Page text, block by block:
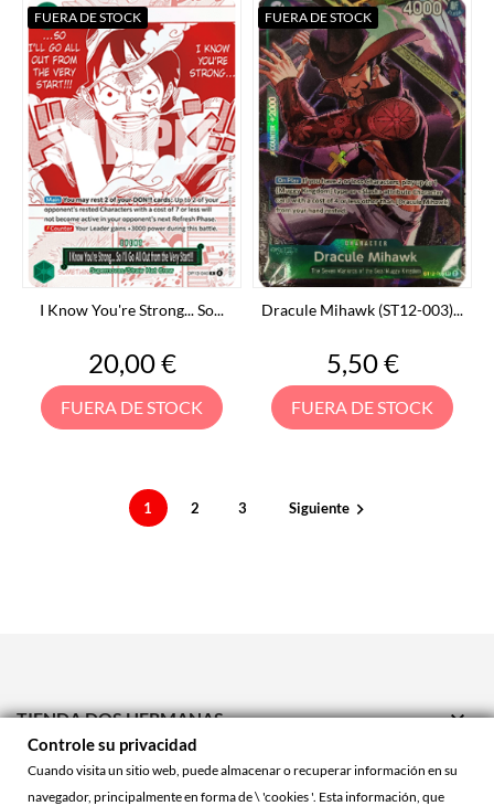
I Know You're Strong... So...
Precio
20,00 €
FUERA DE STOCK
FUERA DE STOCK
Dracule Mihawk (ST12-003)...
Precio
5,50 €
FUERA DE STOCK
FUERA DE STOCK
1 2 3 Siguiente
TIENDA DOS HERMANAS 
TIENDA ONLINE 
Controle su privacidad
Cuando visita un sitio web, puede almacenar o recuperar información en su
navegador, principalmente en forma de \ 'cookies '. Esta información, que